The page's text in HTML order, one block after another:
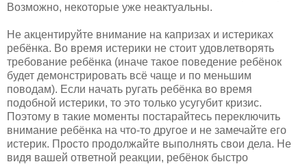
Возможно, некоторые уже неактуальны.
Не акцентируйте внимание на капризах и истериках
ребёнка. Во время истерики не стоит удовлетворять
требование ребёнка (иначе такое поведение ребёнок
будет демонстрировать всё чаще и по меньшим
поводам). Если начать ругать ребёнка во время
подобной истерики, то это только усугубит кризис.
Поэтому в такие моменты постарайтесь переключить
внимание ребёнка на что-то другое и не замечайте его
истерик. Просто продолжайте выполнять свои дела. Не
видя вашей ответной реакции, ребёнок быстро